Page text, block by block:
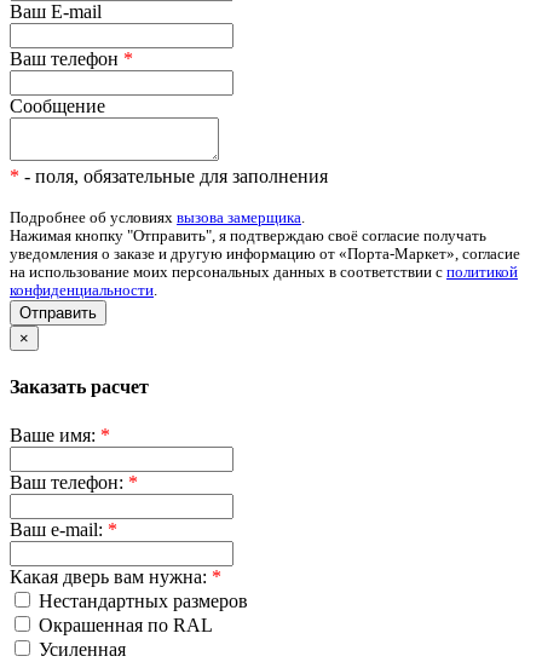
Ваш E-mail
Ваш телефон *
Сообщение
* - поля, обязательные для заполнения
Подробнее об условиях вызова замерщика.
Нажимая кнопку "Отправить", я подтверждаю своё согласие получать
уведомления о заказе и другую информацию от «Порта-Маркет», согласие
на использование моих персональных данных в соответствии с политикой
конфиденциальности.
Отправить
×
Заказать расчет
Ваше имя: *
Ваш телефон: *
Ваш e-mail: *
Какая дверь вам нужна: *
Нестандартных размеров
Окрашенная по RAL
Усиленная